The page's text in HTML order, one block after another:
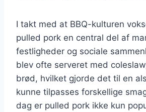
I takt med at BBQ-kulturen
pulled pork en central del af
festligheder og sociale
blev ofte serveret med
brød, hvilket gjorde det til en
kunne tilpasses forskellige
dag er pulled pork ikke kun